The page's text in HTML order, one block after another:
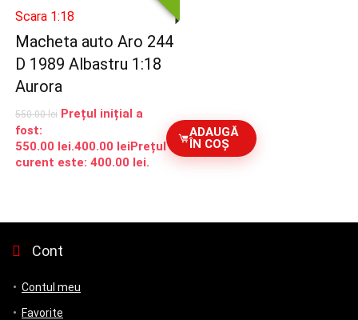
Scara 1:18
Macheta auto Aro 244
D 1989 Albastru 1:18
Aurora
550.00lei Prețul inițial a
fost:
550.00 lei.400.00 leiPrețul
curent este: 400.00 lei.
ADAUGĂ
ÎN COȘ
Cont
Contul meu
Favorite